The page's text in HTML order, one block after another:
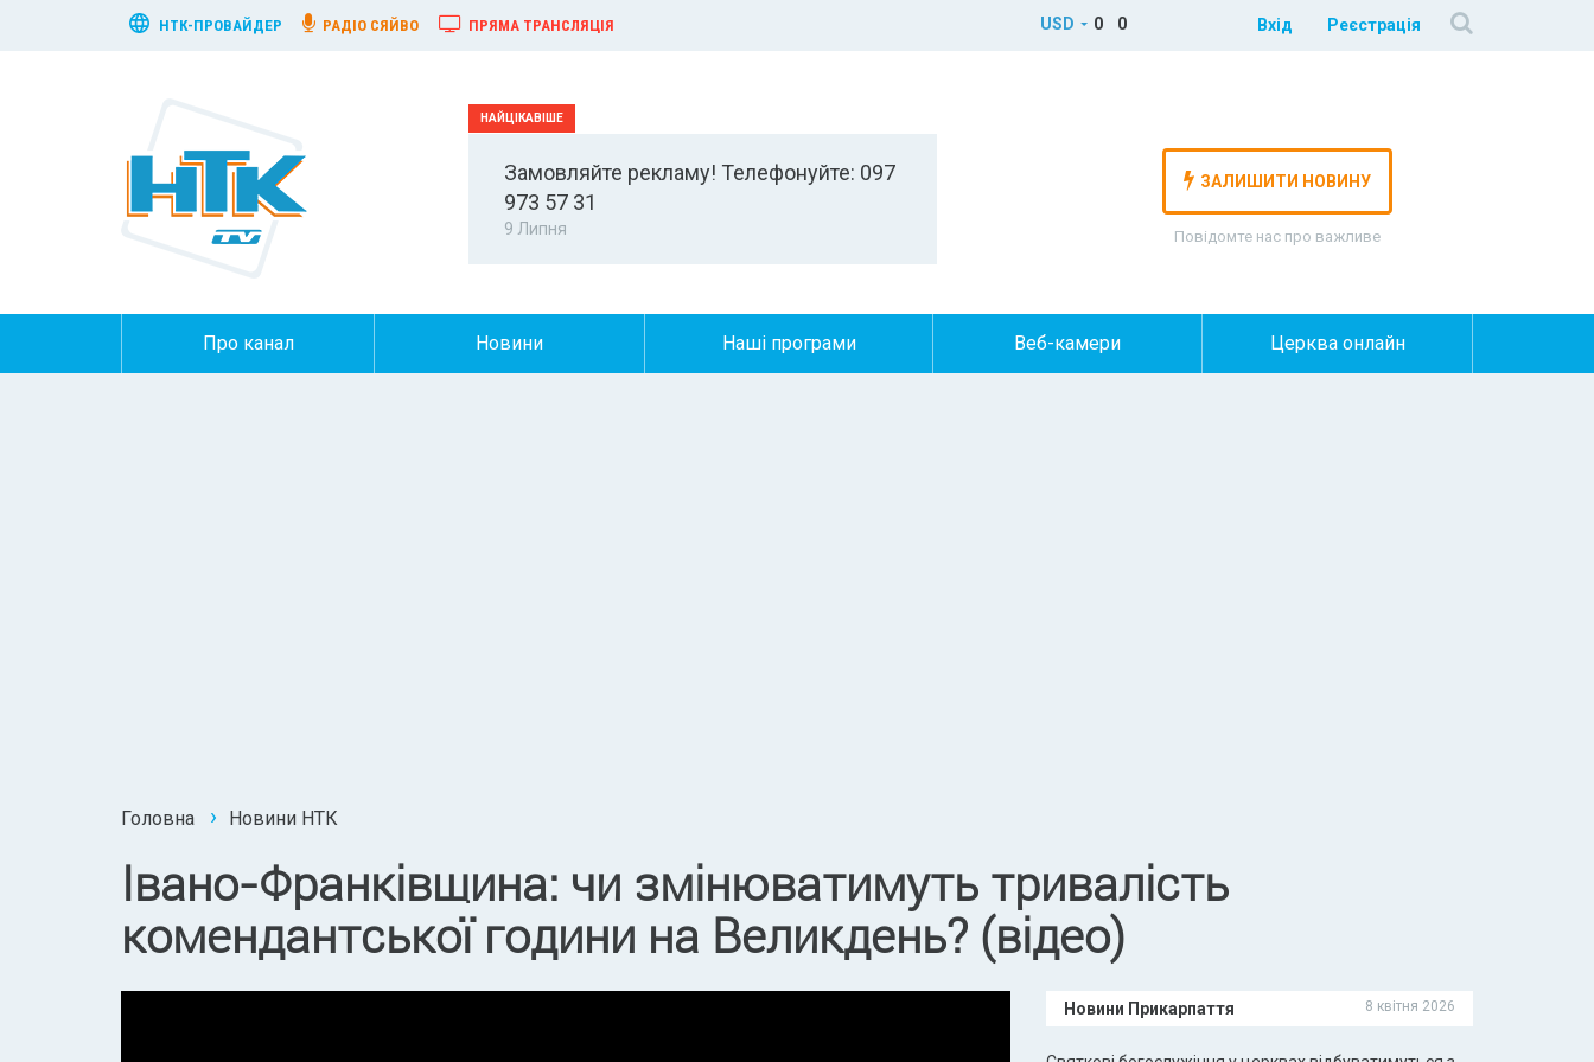
НТК-ПРОВАЙДЕР РАДІО СЯЙВО ПРЯМА ТРАНСЛЯЦІЯ USD 0 0 Вхід Реєстрація
Замовляйте рекламу! Телефонуйте: 097
973 57 31
9 Липня
ЗАЛИШИТИ НОВИНУ
Повідомте нас про важливе
Про канал Новини Наші програми Веб-камери Церква онлайн
Головна Новини НТК
Івано-Франківщина: чи змінюватимуть тривалість
комендантської години на Великдень? (відео)
Новини Прикарпаття 8 квітня 2026